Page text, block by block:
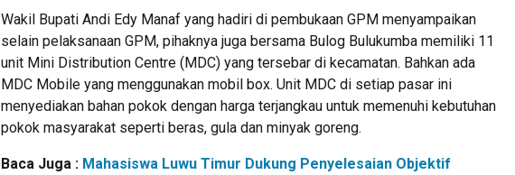
Wakil Bupati Andi Edy Manaf yang hadiri di pembukaan GPM menyampaikan
selain pelaksanaan GPM, pihaknya juga bersama Bulog Bulukumba memiliki 11
unit Mini Distribution Centre (MDC) yang tersebar di kecamatan. Bahkan ada
MDC Mobile yang menggunakan mobil box. Unit MDC di setiap pasar ini
menyediakan bahan pokok dengan harga terjangkau untuk memenuhi kebutuhan
pokok masyarakat seperti beras, gula dan minyak goreng.
Baca Juga : Mahasiswa Luwu Timur Dukung Penyelesaian Objektif